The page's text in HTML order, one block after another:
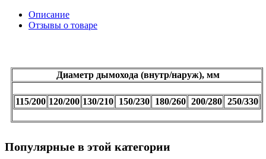
Описание
Отзывы о товаре
Диаметр дымохода (внутр/наруж), мм
115/200 120/200 130/210 150/230 180/260 200/280 250/330
Популярные в этой категории